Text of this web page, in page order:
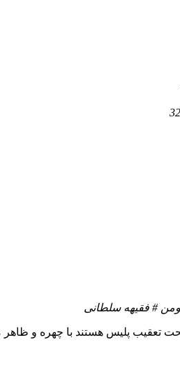
# فقیهه سلطانی
تعقیب پلیس هستند با چهره و ظاهر